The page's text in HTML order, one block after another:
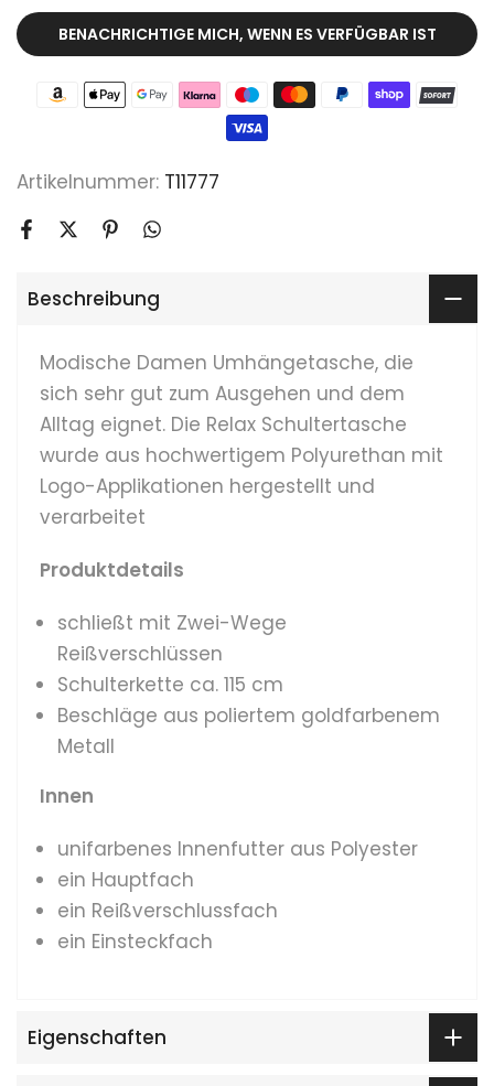
BENACHRICHTIGE MICH, WENN ES VERFÜGBAR IST
Artikelnummer: T11777
Beschreibung
Modische Damen Umhängetasche, die
sich sehr gut zum Ausgehen und dem
Alltag eignet. Die Relax Schultertasche
wurde aus hochwertigem Polyurethan mit
Logo-Applikationen hergestellt und
verarbeitet
Produktdetails
schließt mit Zwei-Wege
Reißverschlüssen
Schulterkette ca. 115 cm
Beschläge aus poliertem goldfarbenem
Metall
Innen
unifarbenes Innenfutter aus Polyester
ein Hauptfach
ein Reißverschlussfach
ein Einsteckfach
Eigenschaften